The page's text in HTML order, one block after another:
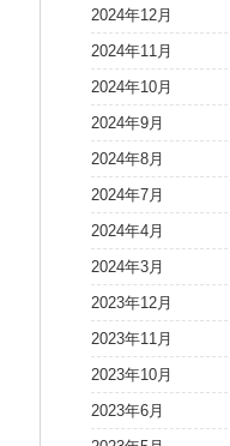
2024年12月
2024年11月
2024年10月
2024年9月
2024年8月
2024年7月
2024年4月
2024年3月
2023年12月
2023年11月
2023年10月
2023年6月